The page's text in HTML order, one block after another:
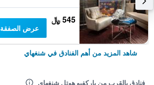
545 ﷼
عرض الصفقة
شاهد المزيد من أهم الفنادق في شنغهاي
فنادق بالقرب من باركفيو هوتل شنغهاي